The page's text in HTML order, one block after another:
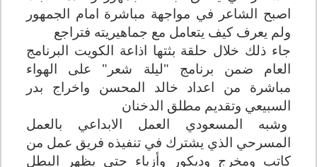
اصبح الشاعر في مواجهة مباشرة امام الجمهور
ولم يعرف كيف يتعامل مع جماهيريته فتراجع
جاء ذلك خلال حلقة بثتها اذاعة الكويت البرنامج
العام ضمن برنامج "ليلة شعر" على الهواء
مباشرة من اعداد خالد المحسن واخراج بدر
السبيعي وتقديم مطلق الدخنان
وشبه المسعودي العمل الابداعي بالعمل
المسرحي الذي يشترك في تنفيذه فريق عمل من
كاتب ومخرج وديكور وأزياء حتى يظهر البطل